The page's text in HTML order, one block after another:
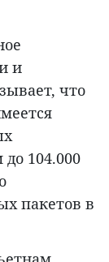
и
что
104.000
пакетов в